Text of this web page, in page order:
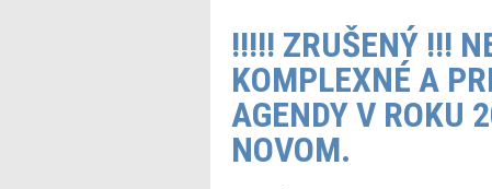
!!!!! ZRUŠENÝ !!!
KOMPLEXNÉ A
AGENDY V ROKU
NOVOM.